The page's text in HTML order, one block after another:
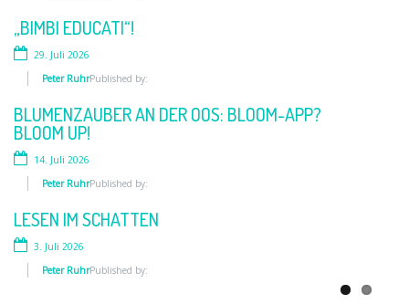
„BIMBI EDUCATI“!
29. Juli 2026
Published by:
Peter Ruhr
BLUMENZAUBER AN DER OOS: BLOOM-APP?
BLOOM UP!
14. Juli 2026
Published by:
Peter Ruhr
LESEN IM SCHATTEN
3. Juli 2026
Published by:
Peter Ruhr
SKANDAL!
2. Juni 2026
Published by:
Peter Ruhr
„MENSCH. TIER. WIR“
10. Mai 2026
Peter Ruhr
28. April 2026
Peter Ruhr